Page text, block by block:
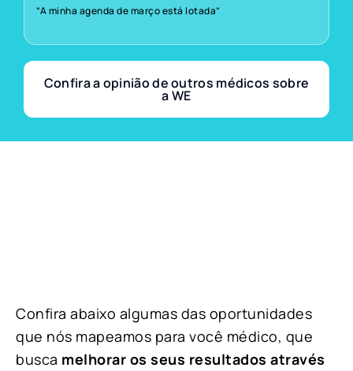
“A minha agenda de março está lotada”
Confira a opinião de outros médicos sobre
a WE
Confira abaixo algumas das oportunidades
que nós mapeamos para você médico, que
busca melhorar os seus resultados através